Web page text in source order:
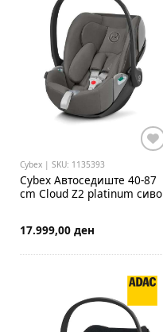
Cybex | SKU: 1135393
CybexАвтоседиште 40-87
cm Cloud Z2 platinum сиво
17.999,00 ден